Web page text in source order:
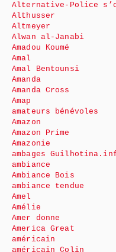
Alternative-Police
Althusser
Altmeyer
Alwan al-Janabi
Amadou Koumé
Amal
Amal Bentounsi
Amanda
Amanda Cross
Amap
amateurs bénévoles
Amazon
Amazon Prime
Amazonie
ambages
ambiance
Ambiance Bois
ambiance tendue
Amel
Amélie
Amer donne
America Great
américain
américain Colin